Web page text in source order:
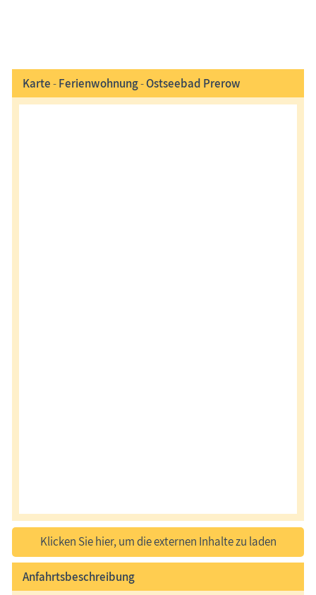
Karte-Ferienwohnung-Ostseebad Prerow
Klicken Sie hier, um die externen Inhalte zu laden
Anfahrtsbeschreibung